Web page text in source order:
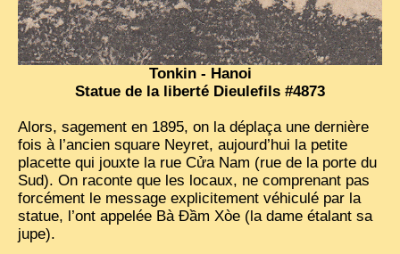
Tonkin - Hanoi
Statue de la liberté Dieulefils #4873
Alors, sagement en 1895, on la déplaça une dernière
fois à l’ancien square Neyret, aujourd’hui la petite
placette qui jouxte la rue Cửa Nam (rue de la porte du
Sud). On raconte que les locaux, ne comprenant pas
forcément le message explicitement véhiculé par la
statue, l’ont appelée Bà Đầm Xòe (la dame étalant sa
jupe).